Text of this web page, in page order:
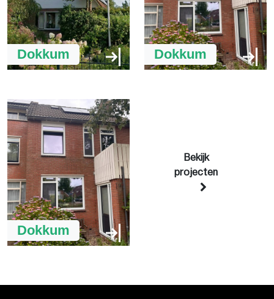
Dokkum Dokkum
Dokkum
Bekijk
projecten